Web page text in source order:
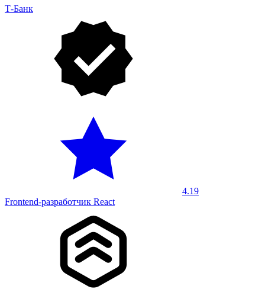
Т-Банк
4.19
Frontend-разработчик React